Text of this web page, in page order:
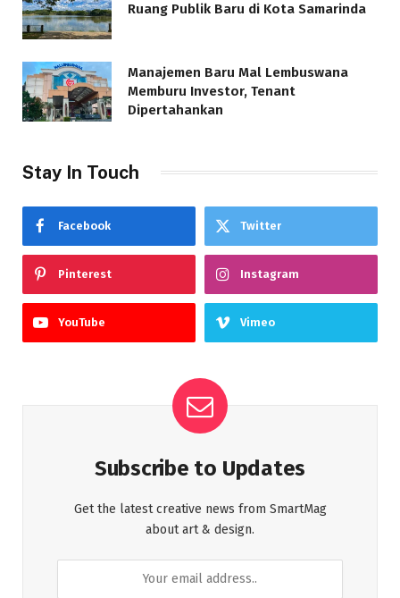
Ruang Publik Baru di Kota Samarinda
Manajemen Baru Mal Lembuswana
Memburu Investor, Tenant
Dipertahankan
Stay In Touch
Facebook Twitter
Pinterest Instagram
YouTube Vimeo
Subscribe to Updates
Get the latest creative news from SmartMag
about art & design.